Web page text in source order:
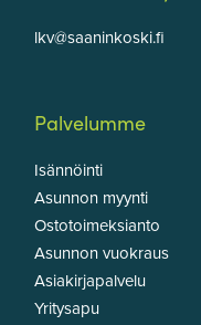
lkv@saaninkoski.fi
Palvelumme
Isännöinti
Asunnon myynti
Ostotoimeksianto
Asunnon vuokraus
Asiakirjapalvelu
Yritysapu